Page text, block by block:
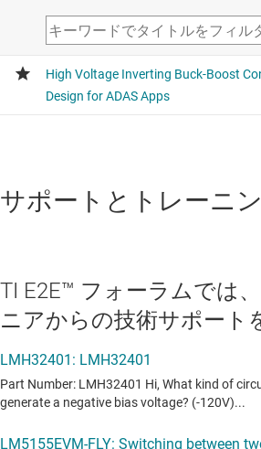
サポートとトレーニ
TI E2E™ フォーラムでは
ニアからの技術サポート